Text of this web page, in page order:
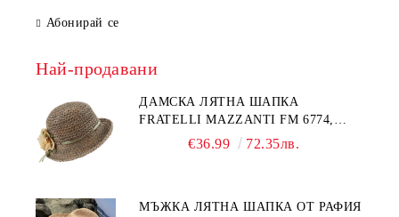
Абонирай се
Най-продавани
ДАМСКА ЛЯТНА ШАПКА
FRATELLI MAZZANTI FM 6774,
НАТУРАЛЕН/ЖЪЛТО ЦВЕТЕ
€36.99 72.35лв.
МЪЖКА ЛЯТНА ШАПКА ОТ РАФИЯ